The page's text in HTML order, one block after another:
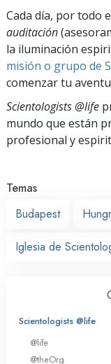
Cada día, por todo
auditación
la iluminación
misión o grupo de
comenzar tu
Scientologists @life
mundo que están
profesional y
Temas
Budapest
Iglesia de
Scientologists @life
@life
@theOrg